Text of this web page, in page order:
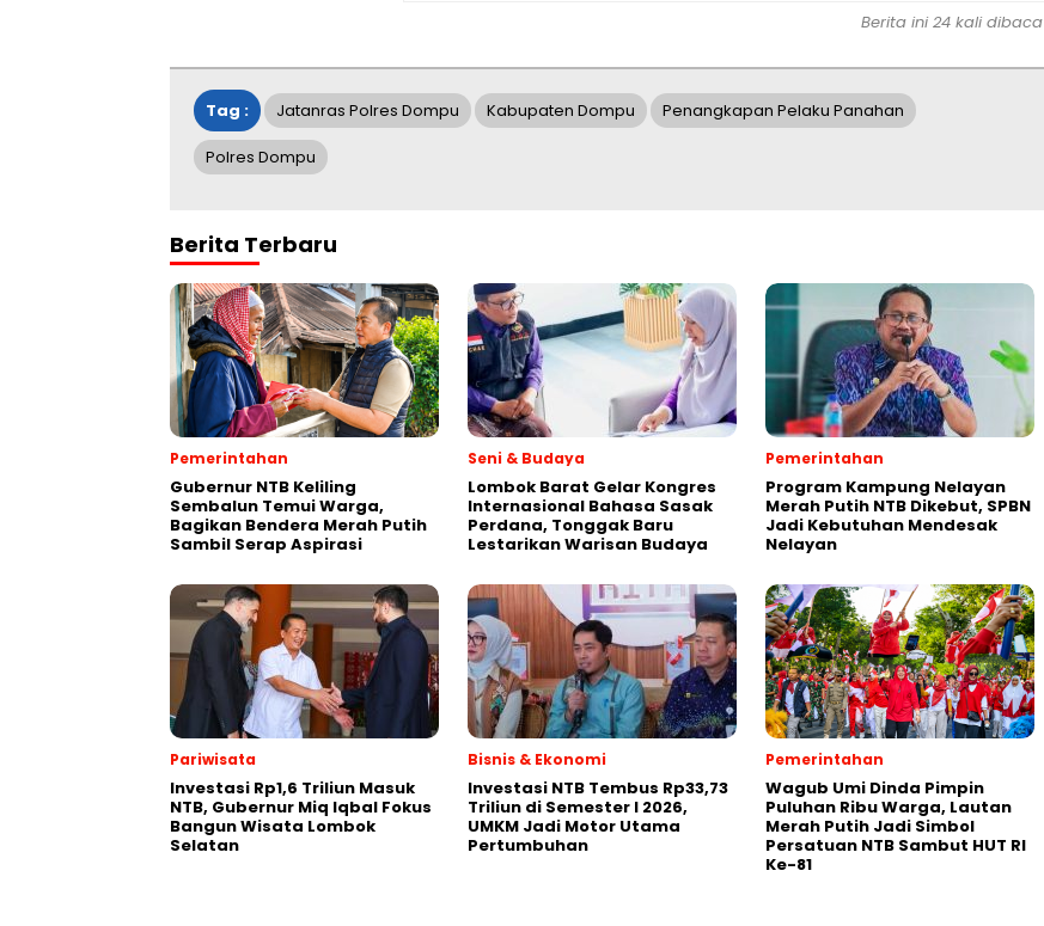
Berita ini 24 kali dibaca
Tag : Jatanras Polres Dompu Kabupaten Dompu Penangkapan Pelaku Panahan
Polres Dompu
Berita Terbaru
Pemerintahan
Gubernur NTB Keliling
Sembalun Temui Warga,
Bagikan Bendera Merah Putih
Sambil Serap Aspirasi
Seni & Budaya
Lombok Barat Gelar Kongres
Internasional Bahasa Sasak
Perdana, Tonggak Baru
Lestarikan Warisan Budaya
Pemerintahan
Program Kampung Nelayan
Merah Putih NTB Dikebut, SPBN
Jadi Kebutuhan Mendesak
Nelayan
Pariwisata
Investasi Rp1,6 Triliun Masuk
NTB, Gubernur Miq Iqbal Fokus
Bangun Wisata Lombok
Selatan
Bisnis & Ekonomi
Investasi NTB Tembus Rp33,73
Triliun di Semester I 2026,
UMKM Jadi Motor Utama
Pertumbuhan
Pemerintahan
Wagub Umi Dinda Pimpin
Puluhan Ribu Warga, Lautan
Merah Putih Jadi Simbol
Persatuan NTB Sambut HUT RI
Ke-81